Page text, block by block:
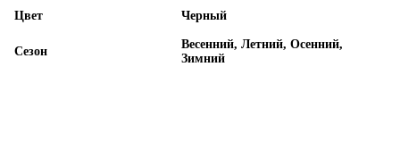
Цвет Черный
Сезон
Весенний, Летний, Осенний,
Зимний